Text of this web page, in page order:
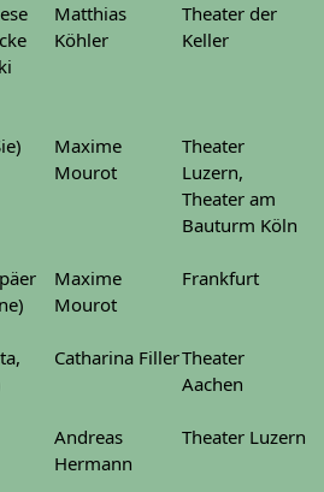
Matthias
Köhler
Theater der
Keller
Maxime
Mourot
Theater
Luzern,
Theater am
Bauturm Köln
Maxime
Mourot
Frankfurt
Catharina FillerTheater
Aachen
Andreas
Hermann
Theater Luzern